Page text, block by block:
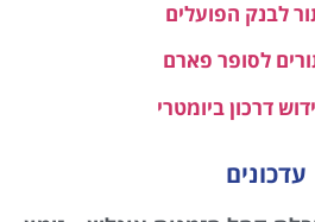
לבנק הפועלים
לסופר פארם
דרכון ביומטרי
עדכונים